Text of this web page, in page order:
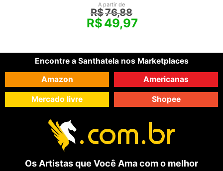
A partir de
R$76,88
R$49,97
Encontre a Santhatela nos Marketplaces
Amazon
Americanas
Mercado livre Shopee
Os Artistas que Você Ama com o melhor